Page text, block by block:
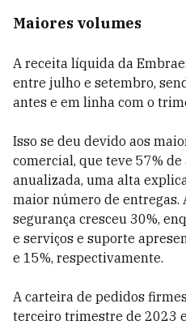
Maiores volumes
A receita líquida da
entre julho e setembro,
antes e em linha com o
Isso se deu devido aos
comercial, que teve 57%
anualizada, uma alta
maior número de entregas.
segurança cresceu 30%,
e serviços e suporte
e 15%, respectivamente.
A carteira de pedidos
terceiro trimestre de 2023